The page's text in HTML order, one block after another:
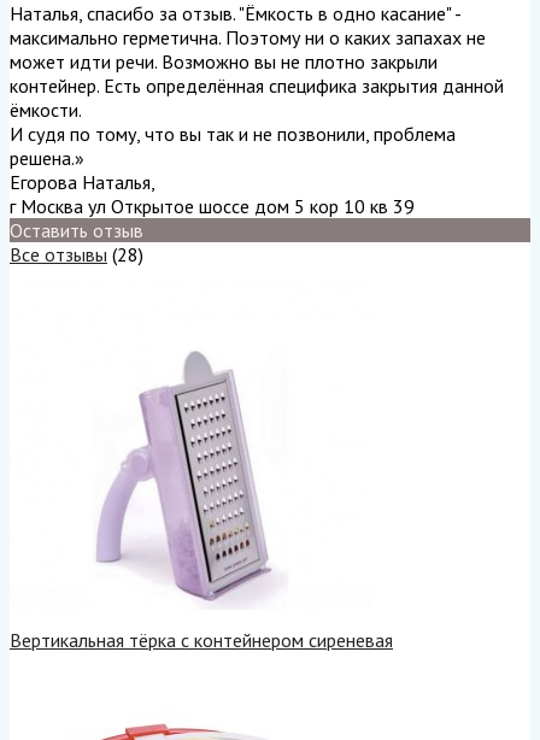
Наталья, спасибо за отзыв. "Ёмкость в одно касание" -
максимально герметична. Поэтому ни о каких запахах не
может идти речи. Возможно вы не плотно закрыли
контейнер. Есть определённая специфика закрытия данной
ёмкости.
И судя по тому, что вы так и не позвонили, проблема
решена.»
Егорова Наталья,
г Москва ул Открытое шоссе дом 5 кор 10 кв 39
Оставить отзыв
Все отзывы (28)
Вертикальная тёрка с контейнером сиреневая